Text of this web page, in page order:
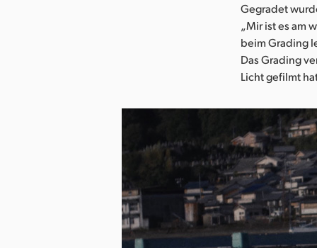
Gegradet
„Mir ist es am
beim Grading
Das Grading
Licht gefilmt